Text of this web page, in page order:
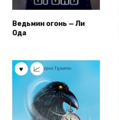
Ведьмин огонь — Ли
Ода